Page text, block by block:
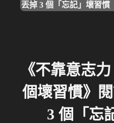
丟掉 3 個「忘記」壞習慣
《不靠意志
個壞習慣》
3 個「忘